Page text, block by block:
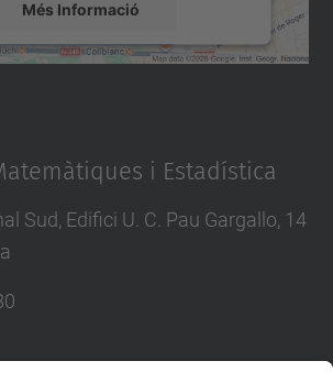
Més Informació
Accepta
by
i Estadística
Sud, Edifici U. C. Pau Gargallo, 14